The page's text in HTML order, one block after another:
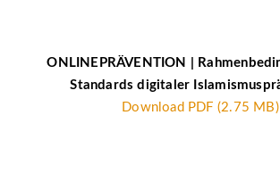
ONLINEPRÄVENTION |
Standards digitaler
Download PDF (2.75 MB)